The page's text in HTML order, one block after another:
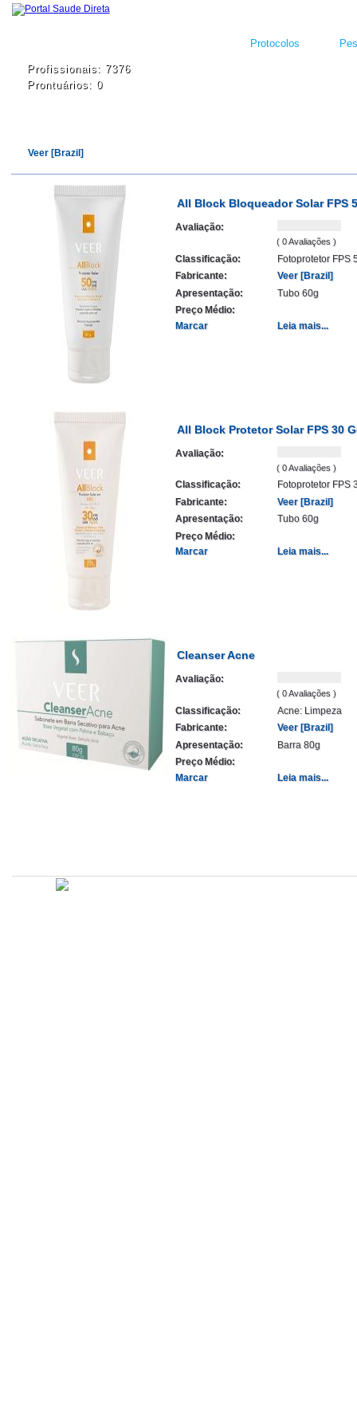
Protocolos
Profissionais: 7376
Prontuários: 0
Veer [Brazil]
All Block Bloqueador Solar FPS
Avaliação:
( 0 Avaliações )
Classificação:
Fotoprotetor FPS
Fabricante:
Veer [Brazil]
Apresentação:
Tubo 60g
Preço Médio:
Marcar
Leia mais...
All Block Protetor Solar FPS 30
Avaliação:
( 0 Avaliações )
Classificação:
Fotoprotetor FPS
Fabricante:
Veer [Brazil]
Apresentação:
Tubo 60g
Preço Médio:
Marcar
Leia mais...
Cleanser Acne
Avaliação:
( 0 Avaliações )
Classificação:
Acne: Limpeza
Fabricante:
Veer [Brazil]
Apresentação:
Barra 80g
Preço Médio:
Marcar
Leia mais...